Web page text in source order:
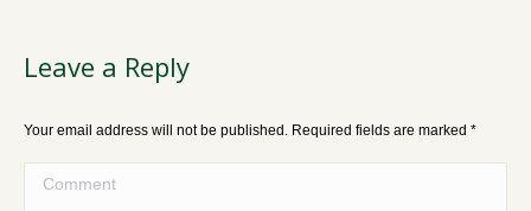
Leave a Reply
Your email address will not be published. Required fields are marked *
Comment